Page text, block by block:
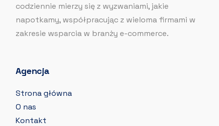
codziennie mierzy się z wyzwaniami, jakie
napotkamy, współpracując z wieloma firmami w
zakresie wsparcia w branży e-commerce.
Agencja
Strona główna
O nas
Kontakt